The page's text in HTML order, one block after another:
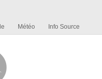
Météo Info Source